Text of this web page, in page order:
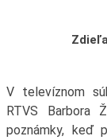
V televíznom
RTVS Barbora
poznámky, keď